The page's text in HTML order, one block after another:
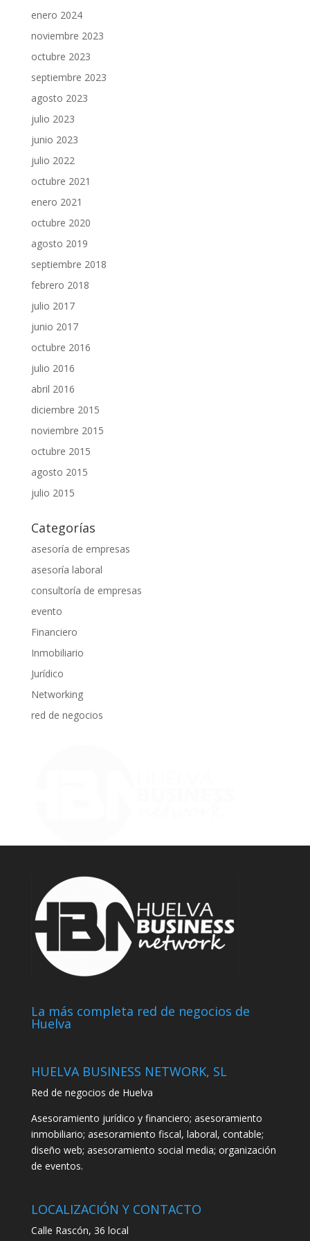
enero 2024
noviembre 2023
octubre 2023
septiembre 2023
agosto 2023
julio 2023
junio 2023
julio 2022
octubre 2021
enero 2021
octubre 2020
agosto 2019
septiembre 2018
febrero 2018
julio 2017
junio 2017
octubre 2016
julio 2016
abril 2016
diciembre 2015
noviembre 2015
octubre 2015
agosto 2015
julio 2015
Categorías
asesoría de empresas
asesoría laboral
consultoría de empresas
evento
Financiero
Inmobiliario
Jurídico
Networking
red de negocios
La más completa red de negocios de
Huelva
HUELVA BUSINESS NETWORK, SL
Red de negocios de Huelva
Asesoramiento jurídico y financiero; asesoramiento
inmobiliario; asesoramiento fiscal, laboral, contable;
diseño web; asesoramiento social media; organización
de eventos.
LOCALIZACIÓN Y CONTACTO
Calle Rascón, 36 local